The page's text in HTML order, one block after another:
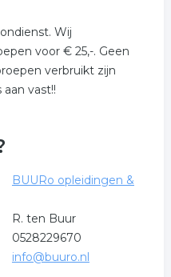
Wij
voor € 25,-. Geen
verbruikt zijn
vast!!
BUURo opleidingen &
R. ten Buur
0528229670
info@buuro.nl